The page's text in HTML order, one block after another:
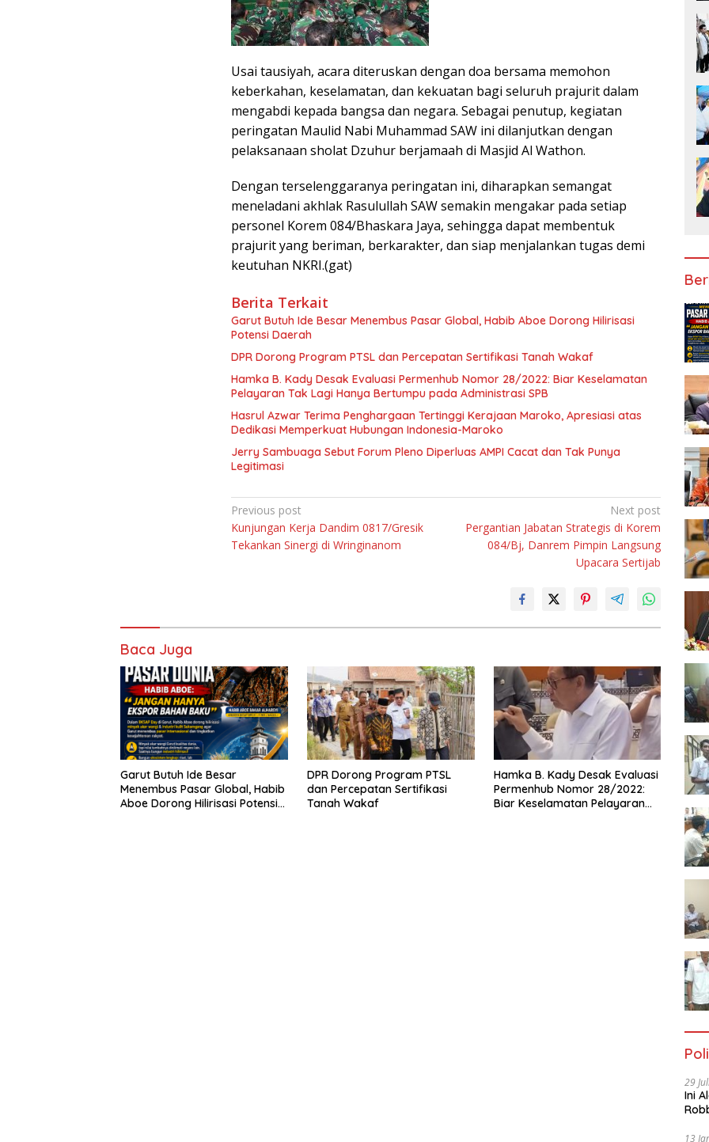
Usai tausiyah, acara diteruskan dengan doa bersama memohon
keberkahan, keselamatan, dan kekuatan bagi seluruh prajurit dalam
mengabdi kepada bangsa dan negara. Sebagai penutup, kegiatan
peringatan Maulid Nabi Muhammad SAW ini dilanjutkan dengan
pelaksanaan sholat Dzuhur berjamaah di Masjid Al Wathon.
Dengan terselenggaranya peringatan ini, diharapkan semangat
meneladani akhlak Rasulullah SAW semakin mengakar pada setiap
personel Korem 084/Bhaskara Jaya, sehingga dapat membentuk
prajurit yang beriman, berkarakter, dan siap menjalankan tugas demi
keutuhan NKRI.(gat)
Berita Terkait
Garut Butuh Ide Besar Menembus Pasar Global, Habib Aboe Dorong Hilirisasi
Potensi Daerah
DPR Dorong Program PTSL dan Percepatan Sertifikasi Tanah Wakaf
Hamka B. Kady Desak Evaluasi Permenhub Nomor 28/2022: Biar Keselamatan
Pelayaran Tak Lagi Hanya Bertumpu pada Administrasi SPB
Hasrul Azwar Terima Penghargaan Tertinggi Kerajaan Maroko, Apresiasi atas
Dedikasi Memperkuat Hubungan Indonesia-Maroko
Jerry Sambuaga Sebut Forum Pleno Diperluas AMPI Cacat dan Tak Punya
Legitimasi
Navigasi
pos
Previous post
Kunjungan Kerja Dandim 0817/Gresik
Tekankan Sinergi di Wringinanom
Next post
Pergantian Jabatan Strategis di Korem
084/Bj, Danrem Pimpin Langsung
Upacara Sertijab
Baca Juga
Garut Butuh Ide Besar
Menembus Pasar Global, Habib
Aboe Dorong Hilirisasi Potensi
DPR Dorong Program PTSL
dan Percepatan Sertifikasi
Tanah Wakaf
Hamka B. Kady Desak Evaluasi
Permenhub Nomor 28/2022:
Biar Keselamatan Pelayaran
29
Ini
13